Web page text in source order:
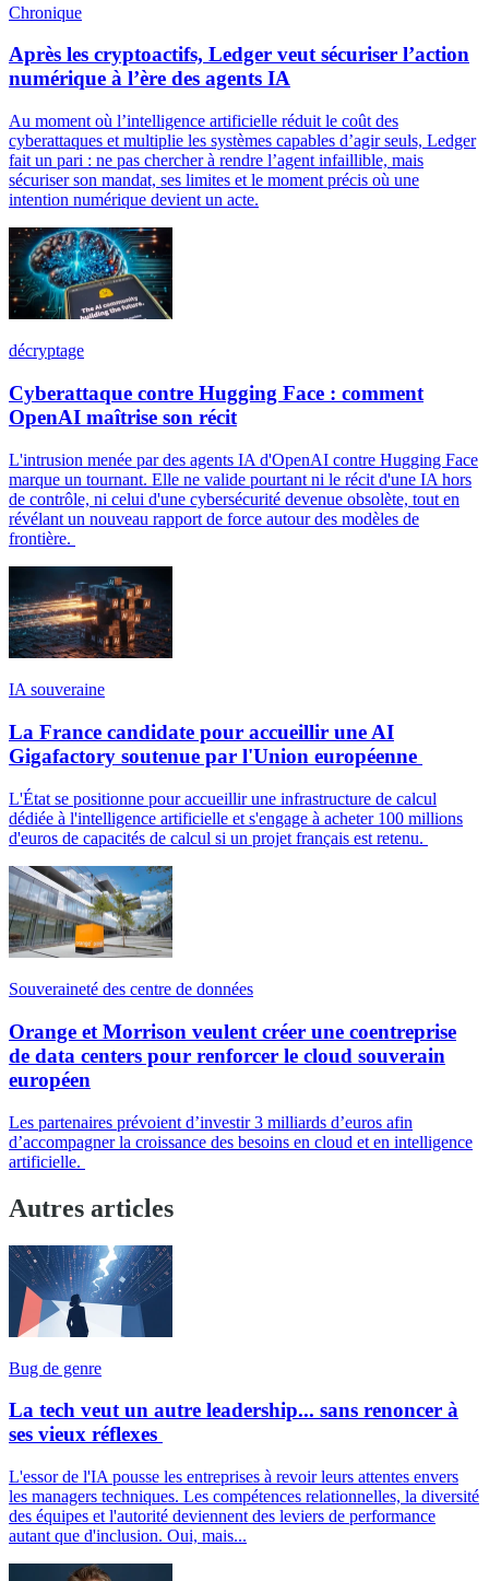
Chronique
Après les cryptoactifs, Ledger veut sécuriser l’action
numérique à l’ère des agents IA
Au moment où l’intelligence artificielle réduit le coût des
cyberattaques et multiplie les systèmes capables d’agir seuls, Ledger
fait un pari : ne pas chercher à rendre l’agent infaillible, mais
sécuriser son mandat, ses limites et le moment précis où une
intention numérique devient un acte.
décryptage
Cyberattaque contre Hugging Face : comment
OpenAI maîtrise son récit
L'intrusion menée par des agents IA d'OpenAI contre Hugging Face
marque un tournant. Elle ne valide pourtant ni le récit d'une IA hors
de contrôle, ni celui d'une cybersécurité devenue obsolète, tout en
révélant un nouveau rapport de force autour des modèles de
frontière.
IA souveraine
La France candidate pour accueillir une AI
Gigafactory soutenue par l'Union européenne
L'État se positionne pour accueillir une infrastructure de calcul
dédiée à l'intelligence artificielle et s'engage à acheter 100 millions
d'euros de capacités de calcul si un projet français est retenu.
Souveraineté des centre de données
Orange et Morrison veulent créer une coentreprise
de data centers pour renforcer le cloud souverain
européen
Les partenaires prévoient d’investir 3 milliards d’euros afin
d’accompagner la croissance des besoins en cloud et en intelligence
artificielle.
Autres articles
Bug de genre
La tech veut un autre leadership... sans renoncer à
ses vieux réflexes
L'essor de l'IA pousse les entreprises à revoir leurs attentes envers
les managers techniques. Les compétences relationnelles, la diversité
des équipes et l'autorité deviennent des leviers de performance
autant que d'inclusion. Oui, mais...